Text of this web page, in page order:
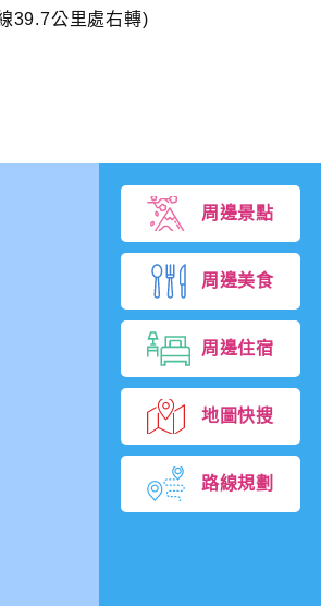
公里處右轉)
周邊景點
周邊美食
周邊住宿
地圖快搜
路線規劃